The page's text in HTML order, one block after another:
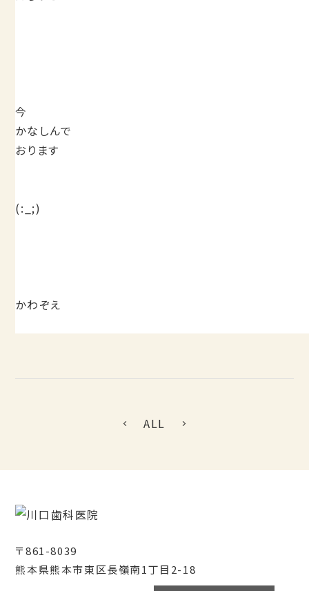
今
かなしんで
おります
(:_;)
かわぞえ
ALL
〒861-8039
熊本県熊本市東区長嶺南1丁目2-18